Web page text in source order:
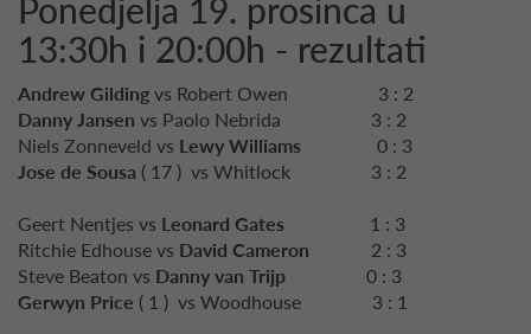
Ponedjelja 19. prosinca u
13:30h i 20:00h - rezultati
Andrew Gilding vs Robert Owen 3 : 2
Danny Jansen vs Paolo Nebrida 3 : 2
Niels Zonneveld vs Lewy Williams
0 : 3
Jose de Sousa ( 17 ) vs Whitlock 3 : 2
Geert Nentjes vs Leonard Gates
1 : 3
Ritchie Edhouse vs David Cameron
2 : 3
Steve Beaton vs Danny van Trijp
0 : 3
Gerwyn Price ( 1 ) vs Woodhouse 3 : 1